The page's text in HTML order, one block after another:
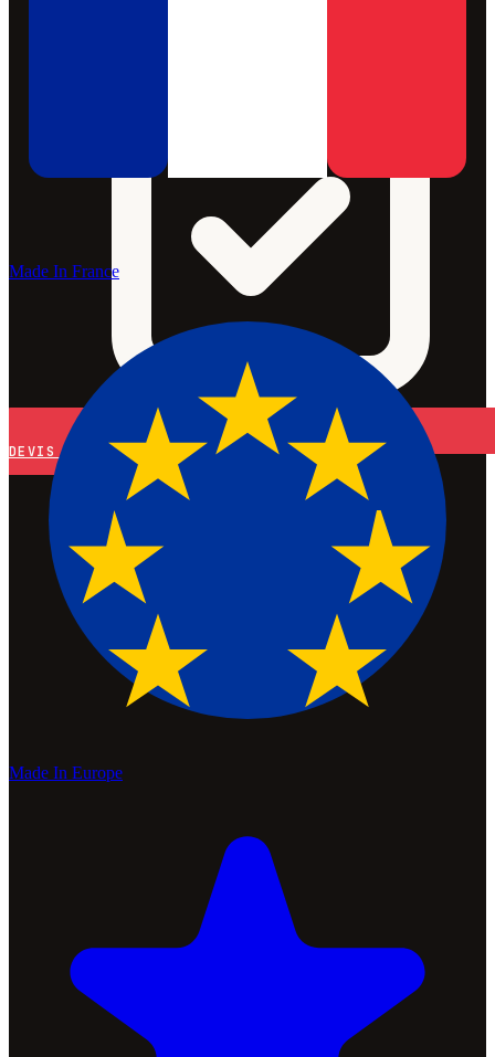
DEVIS
Made In France
Made In Europe